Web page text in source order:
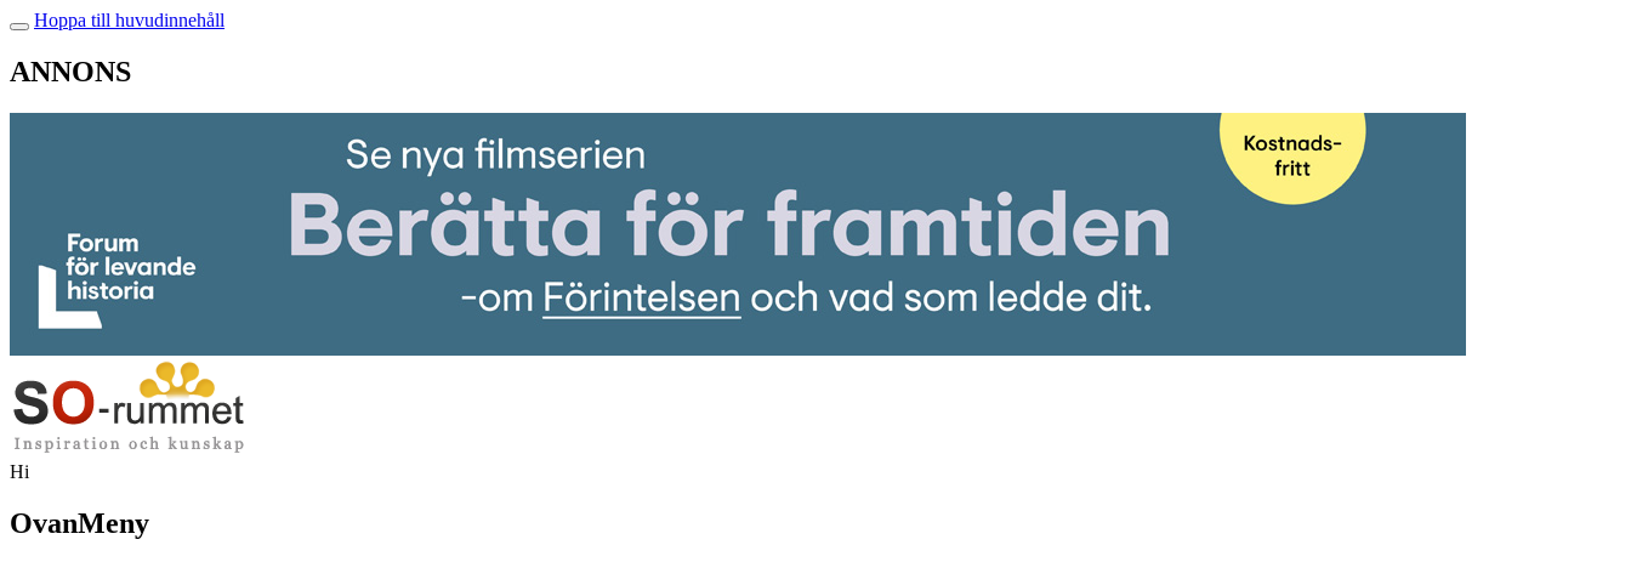
Hoppa till huvudinnehåll
ANNONS
Hi
OvanMeny